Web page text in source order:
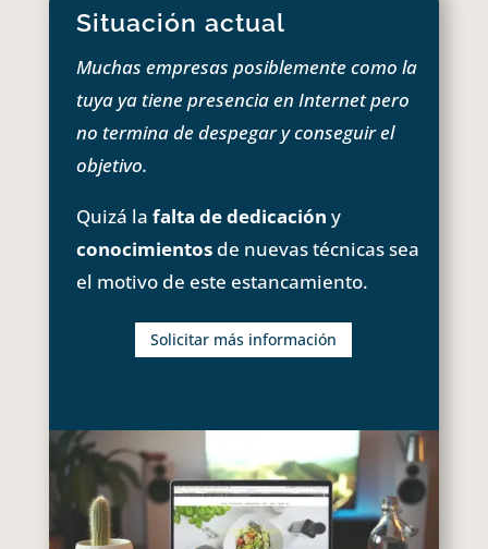
Situación actual
Muchas empresas posiblemente como la
tuya ya tiene presencia en Internet pero
no termina de despegar y conseguir el
objetivo.
Quizá la falta de dedicación y
conocimientosde nuevas técnicas sea
el motivo de este estancamiento.
Solicitar más información